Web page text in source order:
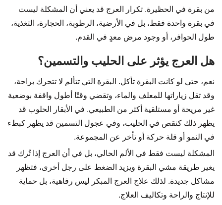
من بقرة في الحظيرة. تكرار العرج قد يعني أن المشكلة ليست
في بقرة واحدة فقط، بل في الأرضية، الرطوبة، الحجارة، التغذية،
طول الحوافر، أو وجود مرض معدٍ في القدم.
هل العرج يؤثر على الحليب والتسمين؟
نعم، حتى لو كانت البقرة تأكل. البقرة التي تتألم لا تتحرك براحة،
وقد تقل زياراتها للمعلف والماء، وتقضي وقتًا أطول واقفة بوضعية
غير مريحة أو مستلقية أكثر من الطبيعي. في الأبقار الحلوب قد
يظهر ذلك كنقص في الحليب، وفي عجول التسمين قد يظهر كبطء
في النمو أو قلة حركة أو تأخر عن المجموعة.
المشكلة ليست فقط في الألم الحالي، بل في أن العرج إذا تُرك قد
يغير طريقة مشي البقرة ويزيد الضغط على رجل أخرى، فتظهر
مشاكل جديدة. لذلك علاج العرج المبكر ليس رفاهية، بل حماية
للإنتاج والراحة وتكاليف العلاج.